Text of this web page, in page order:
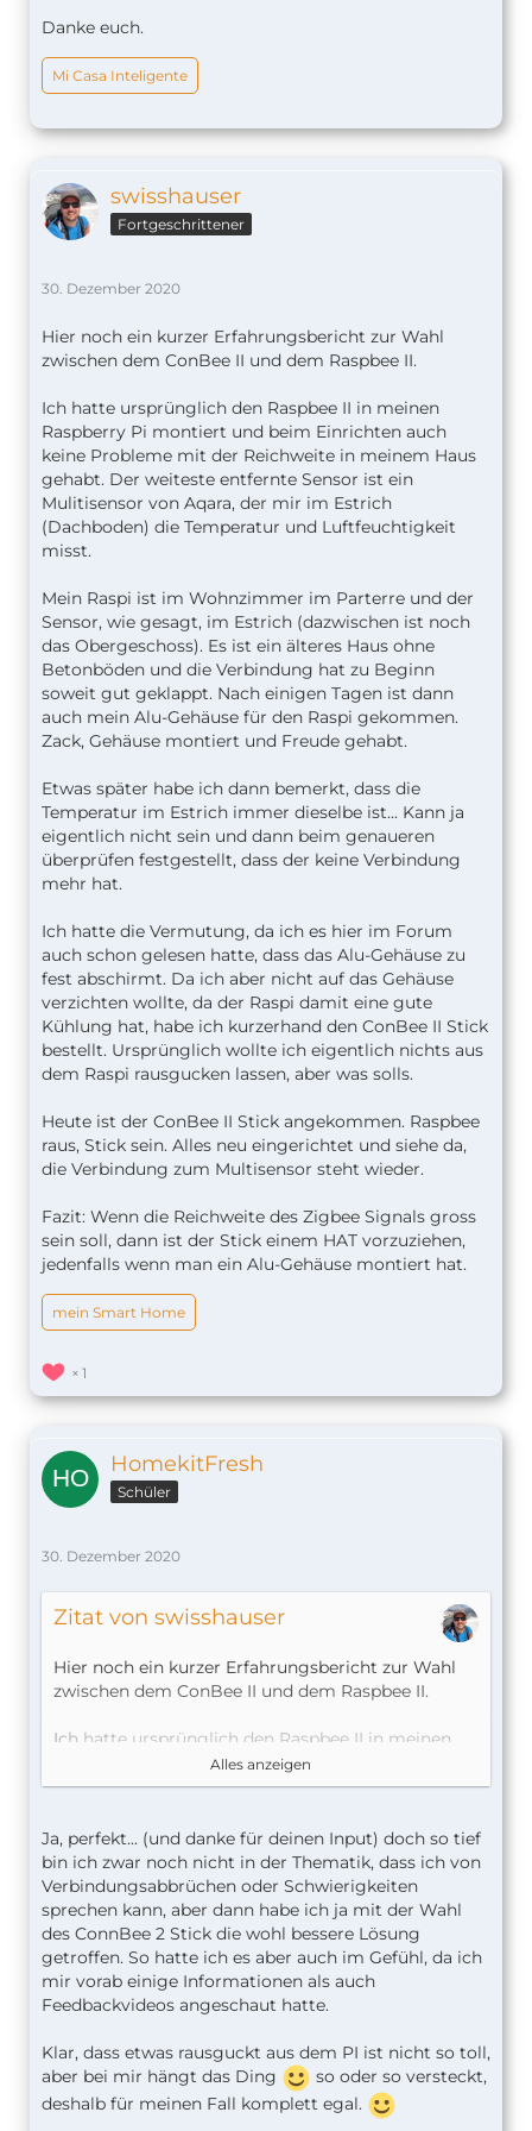
Danke euch.
Mi Casa Inteligente
swisshauser
Fortgeschrittener
30. Dezember 2020
Hier noch ein kurzer Erfahrungsbericht zur Wahl
zwischen dem ConBee II und dem Raspbee II.
Ich hatte ursprünglich den Raspbee II in meinen
Raspberry Pi montiert und beim Einrichten auch
keine Probleme mit der Reichweite in meinem Haus
gehabt. Der weiteste entfernte Sensor ist ein
Mulitisensor von Aqara, der mir im Estrich
(Dachboden) die Temperatur und Luftfeuchtigkeit
misst.
Mein Raspi ist im Wohnzimmer im Parterre und der
Sensor, wie gesagt, im Estrich (dazwischen ist noch
das Obergeschoss). Es ist ein älteres Haus ohne
Betonböden und die Verbindung hat zu Beginn
soweit gut geklappt. Nach einigen Tagen ist dann
auch mein Alu-Gehäuse für den Raspi gekommen.
Zack, Gehäuse montiert und Freude gehabt.
Etwas später habe ich dann bemerkt, dass die
Temperatur im Estrich immer dieselbe ist... Kann ja
eigentlich nicht sein und dann beim genaueren
überprüfen festgestellt, dass der keine Verbindung
mehr hat.
Ich hatte die Vermutung, da ich es hier im Forum
auch schon gelesen hatte, dass das Alu-Gehäuse zu
fest abschirmt. Da ich aber nicht auf das Gehäuse
verzichten wollte, da der Raspi damit eine gute
Kühlung hat, habe ich kurzerhand den ConBee II Stick
bestellt. Ursprünglich wollte ich eigentlich nichts aus
dem Raspi rausgucken lassen, aber was solls.
Heute ist der ConBee II Stick angekommen. Raspbee
raus, Stick sein. Alles neu eingerichtet und siehe da,
die Verbindung zum Multisensor steht wieder.
Fazit: Wenn die Reichweite des Zigbee Signals gross
sein soll, dann ist der Stick einem HAT vorzuziehen,
jedenfalls wenn man ein Alu-Gehäuse montiert hat.
mein Smart Home
1
HomekitFresh
Schüler
30. Dezember 2020
Zitat von swisshauser
Hier noch ein kurzer Erfahrungsbericht zur Wahl
zwischen dem ConBee II und dem Raspbee II.
Ich hatte ursprünglich den Raspbee II in meinen
Raspberry Pi montiert und beim Einrichten auch
keine Probleme mit der Reichweite in meinem
Mulitisensor von Aqara, der mir im Estrich
(Dachboden) die Temperatur und Luftfeuchtigkeit
misst.
Mein Raspi ist im Wohnzimmer im Parterre und
der Sensor, wie gesagt, im Estrich (dazwischen ist
noch das Obergeschoss). Es ist ein älteres Haus
ohne Betonböden und die Verbindung hat zu
ist dann auch mein Alu-Gehäuse für den Raspi
gekommen. Zack, Gehäuse montiert und Freude
gehabt.
Alles anzeigen
Ja, perfekt... (und danke für deinen Input) doch so tief
bin ich zwar noch nicht in der Thematik, dass ich von
Verbindungsabbrüchen oder Schwierigkeiten
sprechen kann, aber dann habe ich ja mit der Wahl
des ConnBee 2 Stick die wohl bessere Lösung
getroffen. So hatte ich es aber auch im Gefühl, da ich
mir vorab einige Informationen als auch
Feedbackvideos angeschaut hatte.
Klar, dass etwas rausguckt aus dem PI ist nicht so toll,
aber bei mir hängt das Ding
so oder so versteckt,
deshalb für meinen Fall komplett egal.